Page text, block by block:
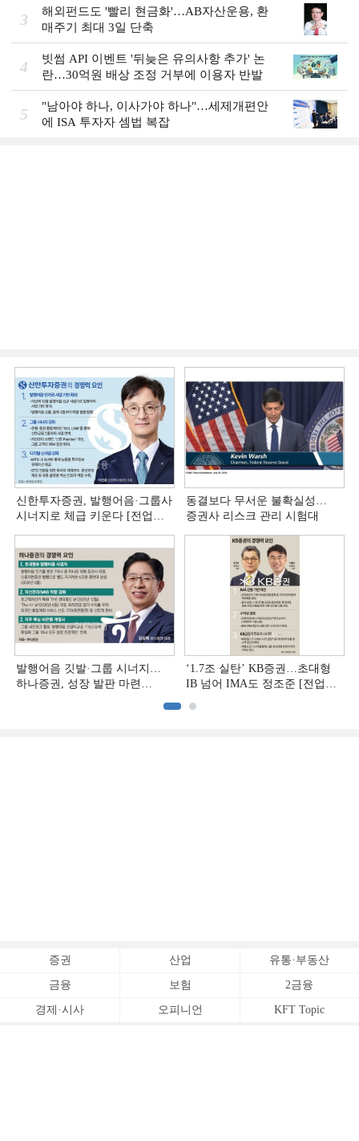
3
해외펀드도 '빨리 현금화'…AB자산운용, 환
매주기 최대 3일 단축
4
빗썸 API 이벤트 '뒤늦은 유의사항 추가' 논
란…30억원 배상 조정 거부에 이용자 반발
5
"남아야 하나, 이사가야 하나"…세제개편안
에 ISA 투자자 셈법 복잡
신한투자증권, 발행어음·그룹사
시너지로 체급 키운다 [전업계
동결보다 무서운 불확실성…
증권사 리스크 관리 시험대
발행어음 깃발·그룹 시너지…
하나증권, 성장 발판 마련
‘1.7조 실탄’ KB증권…초대형
IB 넘어 IMA도 정조준 [전업계
증권 산업 유통·부동산
금융 보험 2금융
경제·시사 오피니언 KFT Topic